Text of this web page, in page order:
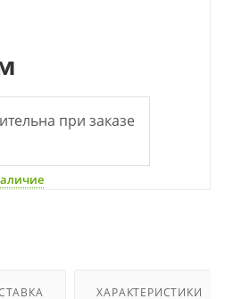
при заказе
ХАРАКТЕРИСТИКИ